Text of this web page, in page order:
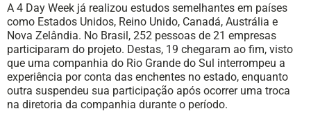
A 4 Day Week já realizou estudos semelhantes em países
como Estados Unidos, Reino Unido, Canadá, Austrália e
Nova Zelândia. No Brasil, 252 pessoas de 21 empresas
participaram do projeto. Destas, 19 chegaram ao fim, visto
que uma companhia do Rio Grande do Sul interrompeu a
experiência por conta das enchentes no estado, enquanto
outra suspendeu sua participação após ocorrer uma troca
na diretoria da companhia durante o período.